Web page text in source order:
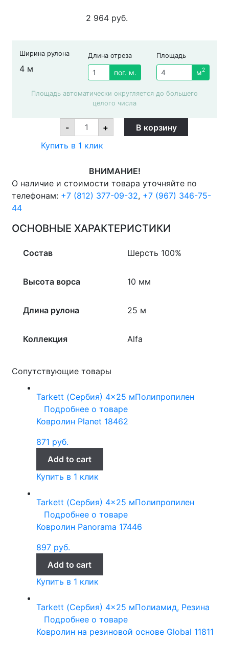
2 964 руб.
Ширина рулона
4 м
Длина отреза
пог. м.
Площадь
м2
Площадь автоматически округляется до большего
целого числа
-
Ковролин
Бытовой
Creatuft
«Alfa
+
В корзину
Купить в 1 клик
ВНИМАНИЕ!
О наличие и стоимости товара уточняйте по
телефонам: +7 (812) 377-09-32, +7 (967) 346-75-
44
ОСНОВНЫЕ ХАРАКТЕРИСТИКИ
Состав Шерсть 100%
Высота ворса 10 мм
Длина рулона 25 м
Коллекция Alfa
Сопутствующие товары
Tarkett (Сербия) 4x25 мПолипропилен
Подробнее о товаре
Ковролин Planet 18462
871 руб.
Add to cart
Купить в 1 клик
Tarkett (Сербия) 4x25 мПолипропилен
Подробнее о товаре
Ковролин Panorama 17446
897 руб.
Add to cart
Купить в 1 клик
Tarkett (Сербия) 4x25 мПолиамид, Резина
Подробнее о товаре
Ковролин на резиновой основе Global 11811